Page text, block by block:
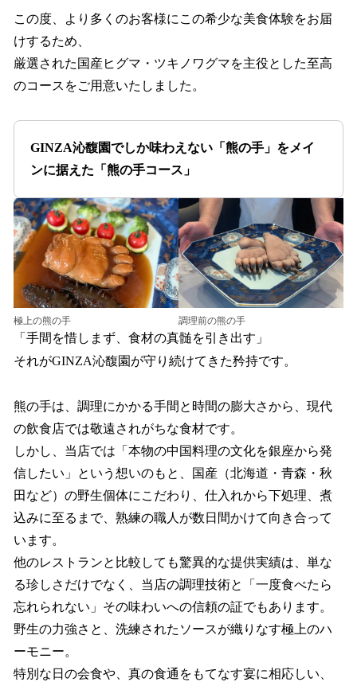
この度、より多くのお客様にこの希少な美食体験をお届
けするため、
厳選された国産ヒグマ・ツキノワグマを主役とした至高
のコースをご用意いたしました。
GINZA沁馥園でしか味わえない「熊の手」をメイ
ンに据えた「熊の手コース」
極上の熊の手 調理前の熊の手
「手間を惜しまず、食材の真髄を引き出す」
それがGINZA沁馥園が守り続けてきた矜持です。
熊の手は、調理にかかる手間と時間の膨大さから、現代
の飲食店では敬遠されがちな食材です。
しかし、当店では「本物の中国料理の文化を銀座から発
信したい」という想いのもと、国産（北海道・青森・秋
田など）の野生個体にこだわり、仕入れから下処理、煮
込みに至るまで、熟練の職人が数日間かけて向き合って
います。
他のレストランと比較しても驚異的な提供実績は、単な
る珍しさだけでなく、当店の調理技術と「一度食べたら
忘れられない」その味わいへの信頼の証でもあります。
野生の力強さと、洗練されたソースが織りなす極上のハ
ーモニー。
特別な日の会食や、真の食通をもてなす宴に相応しい、